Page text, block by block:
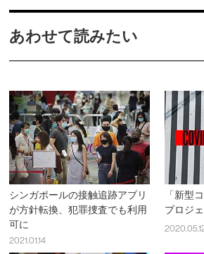
あわせて読みたい
シンガポールの接触追跡アプリ
が方針転換、犯罪捜査でも利用
可に
2021.01.14
「新型
プロジ